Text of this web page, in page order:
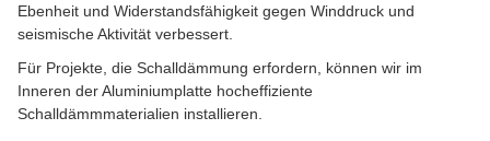
Ebenheit und Widerstandsfähigkeit gegen Winddruck und
seismische Aktivität verbessert.
Für Projekte, die Schalldämmung erfordern, können wir im
Inneren der Aluminiumplatte hocheffiziente
Schalldämmmaterialien installieren.